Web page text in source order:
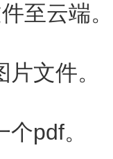
云端。
文件。
pdf。